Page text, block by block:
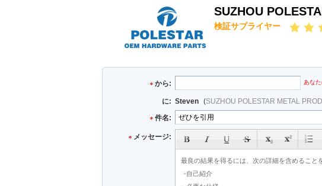
SUZHOU
検証サプライヤー
から: あな
に: Steven (SUZHOU POLESTAR METAL
件名:
メッセージ: